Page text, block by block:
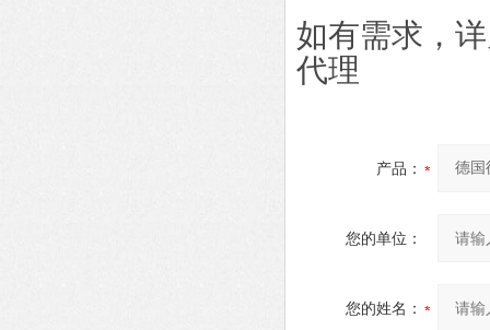
如有需求，
代理
产品：
您的单位：
您的姓名：